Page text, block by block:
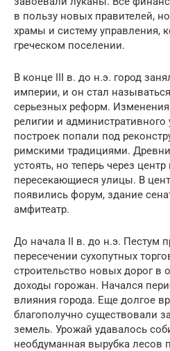
в пользу новых правителей,
храмы и систему управления,
греческом поселении.
В конце III в. до н.э. город
империи, и он стал
серьезных реформ.
религии и
построек попали под
римскими традициями.
устоять, но теперь через
пересекающиеся улицы. В
появились форум, здание
амфитеатр.
До начала II в. до н.э. Пестум
пересечении сухопутных
строительство новых дорог в
доходы горожан. Начался
влияния города. Еще долгое
благополучно существовали
земель. Урожай удавалось
необдуманная вырубка лесов